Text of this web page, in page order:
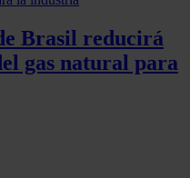
Brasil reducirá
gas natural para